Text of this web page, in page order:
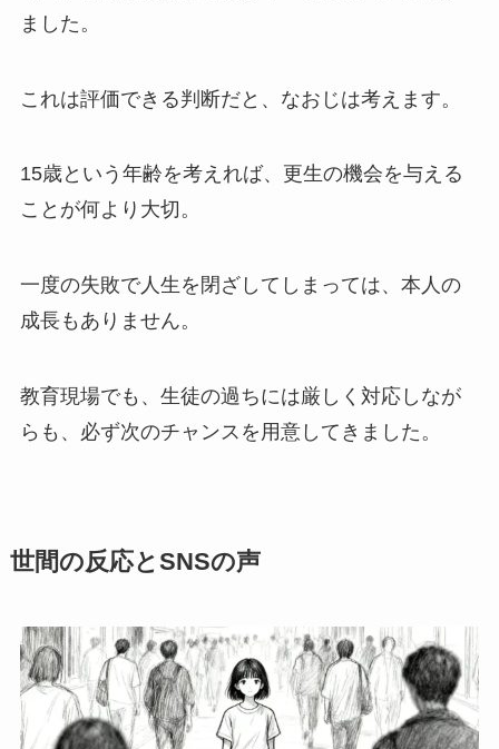
ました。
これは評価できる判断だと、なおじは考えます。
15歳という年齢を考えれば、更生の機会を与える
ことが何より大切。
一度の失敗で人生を閉ざしてしまっては、本人の
成長もありません。
教育現場でも、生徒の過ちには厳しく対応しなが
らも、必ず次のチャンスを用意してきました。
世間の反応とSNSの声